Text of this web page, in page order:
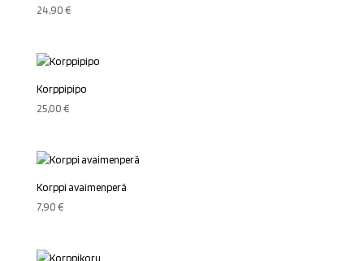
24,90€
Korppipipo
25,00€
Korppi avaimenperä
7,90€